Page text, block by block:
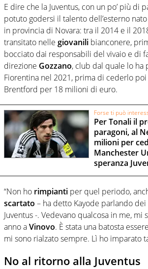
E dire che la Juventus, con un po’ più di
potuto godersi il talento dell’esterno
in provincia di Novara: tra il 2014 e il
transitato nelle giovanili bianconere,
bocciato dai responsabili del vivaio e di
direzione Gozzano, club dal quale lo ha
Fiorentina nel 2021, prima di cederlo
Brentford per 18 milioni di euro.
Forse ti può
Per Tonali il
paragoni, al
milioni per
Manchester
speranza
“Non ho rimpianti per quel periodo,
scartato – ha detto Kayode parlando dei
Juventus -. Vedevano qualcosa in me, mi
anno aVinovo. È stata una batosta
mi sono rialzato sempre. Lì ho imparato
No al ritorno alla Juventus